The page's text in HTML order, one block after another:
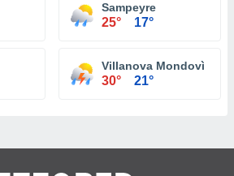
Sampeyre
25° 17°
Villanova Mondovì
30° 21°